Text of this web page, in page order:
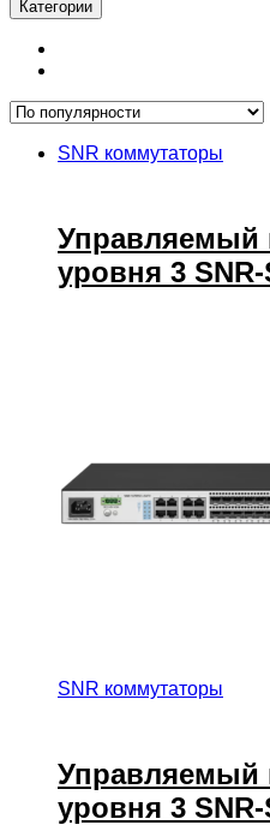
Категории
SNR коммутаторы
Управляемый
уровня 3 SNR-
SNR коммутаторы
Управляемый
уровня 3 SNR-